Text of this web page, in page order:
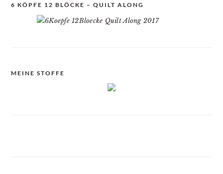
6 KÖPFE 12 BLÖCKE – QUILT ALONG
MEINE STOFFE